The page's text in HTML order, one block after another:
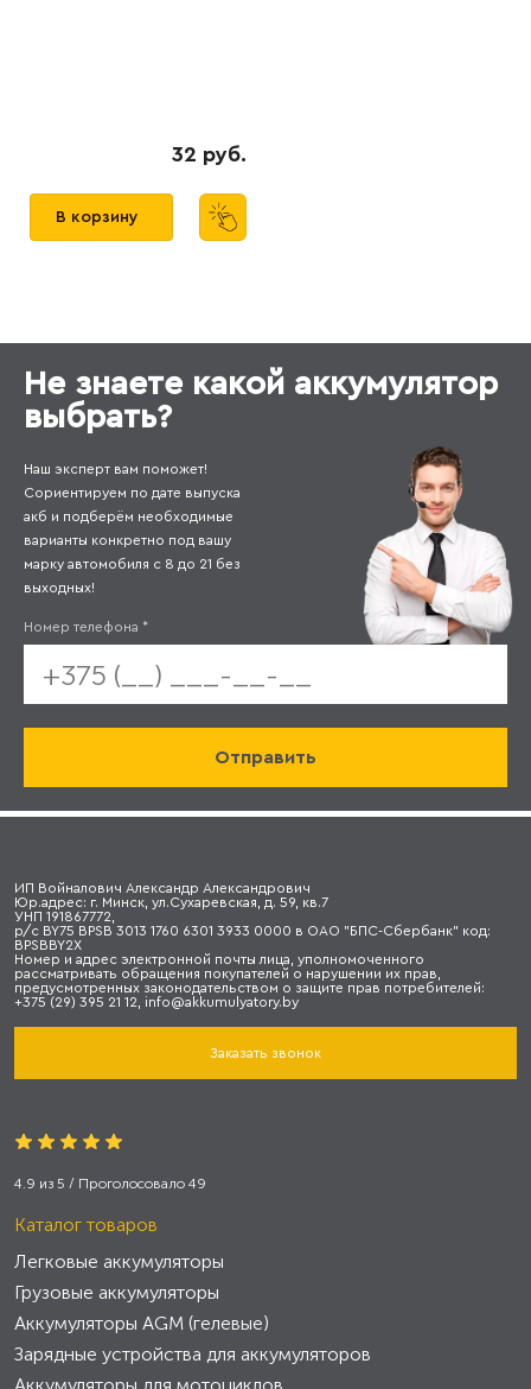
32 руб.
В корзину
Не знаете какой аккумулятор
выбрать?
Наш эксперт вам поможет!
Сориентируем по дате выпуска
акб и подберём необходимые
варианты конкретно под вашу
марку автомобиля с 8 до 21 без
выходных!
Номер телефона *
ИП Войналович Александр Александрович
Юр.адрес: г. Минск, ул.Сухаревская, д. 59, кв.7
УНП 191867772,
р/с BY75 BPSB 3013 1760 6301 3933 0000 в ОАО "БПС-Сбербанк" код:
BPSBBY2X
Номер и адрес электронной почты лица, уполномоченного
рассматривать обращения покупателей о нарушении их прав,
предусмотренных законодательством о защите прав потребителей:
+375 (29) 395 21 12, info@akkumulyatory.by
Заказать звонок
4.9 из 5 / Проголосовало 49
Каталог товаров
Легковые аккумуляторы
Грузовые аккумуляторы
Аккумуляторы AGM (гелевые)
Зарядные устройства для аккумуляторов